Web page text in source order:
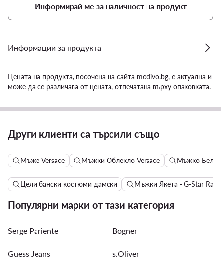
Информирай ме за наличност на продукт
Информации за продукта
Цената на продукта, посочена на сайта modivo.bg, е актуална и
може да се различава от цената, отпечатана върху опаковката.
Други клиенти са търсили също
Мъже Versace Мъжки Облекло Versace Мъжко Бельо
Цели бански костюми дамски Мъжки Якета - G-Star Raw
Популярни марки от тази категория
Serge Pariente Bogner
Guess Jeans s.Oliver